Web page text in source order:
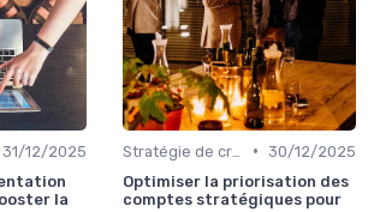
31/12/2025
la
• 30/12/2025
Optimiser la priorisation des
comptes stratégiques pour